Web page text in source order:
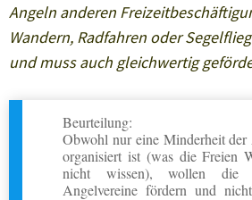
Angeln anderen
Wandern, Radfahren oder
und muss auch gleichwertig
Beurteilung:
Obwohl nur eine Minderheit
organisiert ist (was die Freien
nicht wissen), wollen die
Angelvereine fördern und